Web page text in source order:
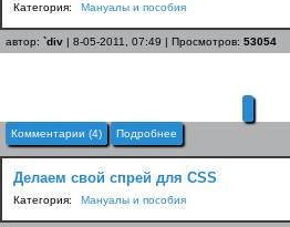
Категория: Мануалы и пособия
автор: `div | 8-05-2011, 07:49 | Просмотров: 53054
Комментарии (4) Подробнее
Делаем свой спрей для CSS
Категория: Мануалы и пособия